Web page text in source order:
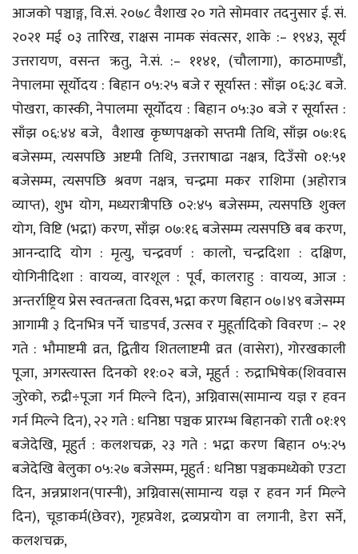
आजको पञ्चाङ्ग, वि.सं. २०७८ वैशाख २० गते सोमवार तदनुसार ई. सं.
२०२१ मई ०३ तारिख, राक्षस नामक संवत्सर, शाके :– १९४३, सूर्य
उत्तरायण, वसन्त ऋतु, ने.सं. :– ११४१, (चौलागा), काठमाण्डौं,
नेपालमा सूर्योदय : बिहान ०५:२५ बजे र सूर्यास्त : साँझ ०६:३८ बजे.
पोखरा, कास्की, नेपालमा सूर्योदय : बिहान ०५:३० बजे र सूर्यास्त :
साँझ ०६:४४ बजे, वैशाख कृष्णपक्षको सप्तमी तिथि, साँझ ०७:१६
बजेसम्म, त्यसपछि अष्टमी तिथि, उत्तराषाढा नक्षत्र, दिउँसो ०१:५१
बजेसम्म, त्यसपछि श्रवण नक्षत्र, चन्द्रमा मकर राशिमा (अहोरात्र
व्याप्त), शुभ योग, मध्यरात्रीपछि ०२:४५ बजेसम्म, त्यसपछि शुक्ल
योग, विष्टि (भद्रा) करण, साँझ ०७:१६ बजेसम्म त्यसपछि बब करण,
आनन्दादि योग : मृत्यु, चन्द्रवर्ण : कालो, चन्द्रदिशा : दक्षिण,
योगिनीदिशा : वायव्य, वारशूल : पूर्व, कालराहु : वायव्य, आज :
अन्तर्राष्ट्रिय प्रेस स्वतन्त्रता दिवस, भद्रा करण बिहान ०७।४९ बजेसम्म
आगामी ३ दिनभित्र पर्ने चाडपर्व, उत्सव र मुहूर्तादिको विवरण :– २१
गते : भौमाष्टमी व्रत, द्वितीय शितलाष्टमी व्रत (वासेरा), गोरखकाली
पूजा, अगस्त्यास्त दिनको ११:०२ बजे, मूहुर्त : रुद्राभिषेक(शिववास
जुरेको, रुद्री÷पूजा गर्न मिल्ने दिन), अग्निवास(सामान्य यज्ञ र हवन
गर्न मिल्ने दिन), २२ गते : धनिष्ठा पञ्चक प्रारम्भ बिहानको राती ०१:१९
बजेदेखि, मूहुर्त : कलशचक्र, २३ गते : भद्रा करण बिहान ०५:२५
बजेदेखि बेलुका ०५:२७ बजेसम्म, मूहुर्त : धनिष्ठा पञ्चकमध्येको एउटा
दिन, अन्नप्राशन(पास्नी), अग्निवास(सामान्य यज्ञ र हवन गर्न मिल्ने
दिन), चूडाकर्म(छेवर), गृहप्रवेश, द्रव्यप्रयोग वा लगानी, डेरा सर्ने,
कलशचक्र,